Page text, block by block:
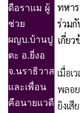
ดือราแม ผู้
ช่วย
ผญบ.บ้านปู
ตะ อ.ยี่งอ
จ.นราธิวาส
และเพื่อน
คือนายแวดื
ทหา
ร่วม
เกี่ย
เมื่อ
พลอย
ยิงเสี